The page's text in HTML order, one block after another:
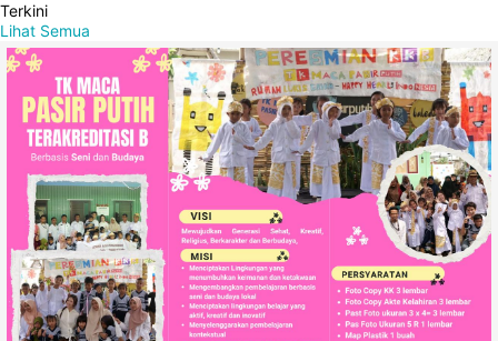
Terkini
Lihat Semua